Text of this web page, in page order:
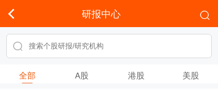
研报中心
全部 A股 港股 美股